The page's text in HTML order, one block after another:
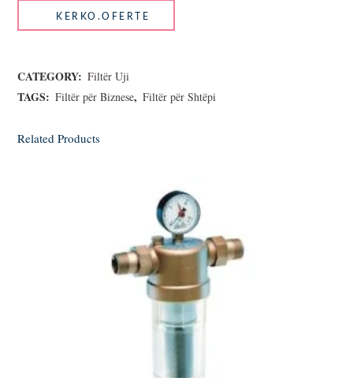
CATEGORY: Filtër Uji
TAGS: Filtër për Biznese, Filtër për Shtëpi
Related Products